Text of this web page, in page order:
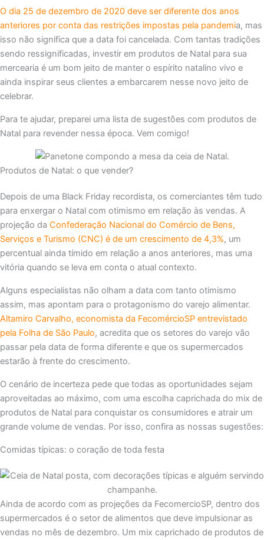
O dia 25 de dezembro de 2020 deve ser diferente dos anos
anteriores por conta das restrições impostas pela pandemia, mas
isso não significa que a data foi cancelada. Com tantas tradições
sendo ressignificadas, investir em produtos de Natal para sua
mercearia é um bom jeito de manter o espírito natalino vivo e
ainda inspirar seus clientes a embarcarem nesse novo jeito de
celebrar.
Para te ajudar, preparei uma lista de sugestões com produtos de
Natal para revender nessa época. Vem comigo!
Produtos de Natal: o que vender?
Depois de uma Black Friday recordista, os comerciantes têm tudo
para enxergar o Natal com otimismo em relação às vendas. A
projeção da Confederação Nacional do Comércio de Bens,
Serviços e Turismo (CNC) é de um crescimento de 4,3%, um
percentual ainda tímido em relação a anos anteriores, mas uma
vitória quando se leva em conta o atual contexto.
Alguns especialistas não olham a data com tanto otimismo
assim, mas apontam para o protagonismo do varejo alimentar.
Altamiro Carvalho, economista da FecomércioSP entrevistado
pela Folha de São Paulo, acredita que os setores do varejo vão
passar pela data de forma diferente e que os supermercados
estarão à frente do crescimento.
O cenário de incerteza pede que todas as oportunidades sejam
aproveitadas ao máximo, com uma escolha caprichada do mix de
produtos de Natal para conquistar os consumidores e atrair um
grande volume de vendas. Por isso, confira as nossas sugestões:
Comidas típicas: o coração de toda festa
Ainda de acordo com as projeções da FecomercioSP, dentro dos
supermercados é o setor de alimentos que deve impulsionar as
vendas no mês de dezembro. Um mix caprichado de produtos de